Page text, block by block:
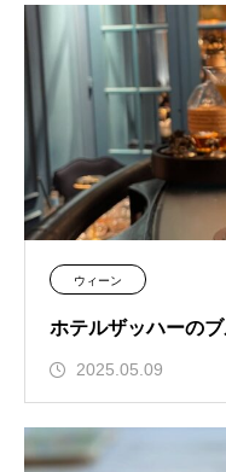
ウィーン
ホテルザッハーの
2025.05.09